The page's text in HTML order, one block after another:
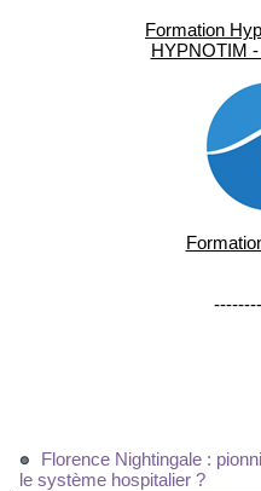
Formation
HYPNOTIM
Florence Nightingale :
le système hospitalier ?